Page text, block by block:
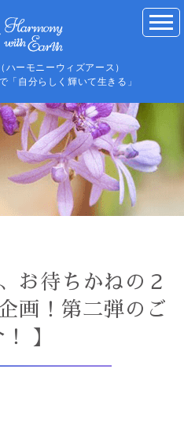
ハーモニーウィズアース）
「自分らしく輝いて生きる」
お待ちかねの２
画！第二弾のご
】